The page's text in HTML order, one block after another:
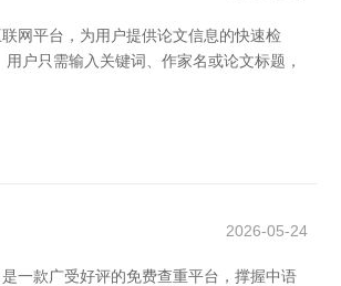
网平台，为用户提供论文信息的快速检
户只需输入关键词、作家名或论文标题，
2026-05-24
一款广受好评的免费查重平台，撑握中语